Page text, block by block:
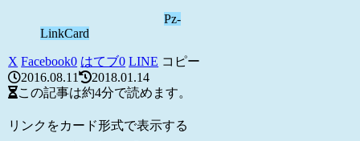
Pz-
LinkCard
X Facebook0 はてブ0 LINE コピー
2016.08.11
2018.01.14
この記事は約4分で読めます。
リンクをカード形式で表示する